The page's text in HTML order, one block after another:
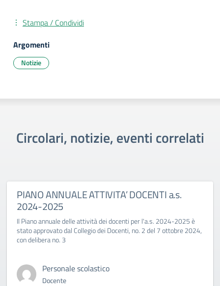
Stampa / Condividi
Argomenti
Notizie
Circolari, notizie, eventi correlati
PIANO ANNUALE ATTIVITA’ DOCENTI a.s.
2024-2025
Il Piano annuale delle attività dei docenti per l'a.s. 2024-2025 è
stato approvato dal Collegio dei Docenti, no. 2 del 7 ottobre 2024,
con delibera no. 3
Personale scolastico
Docente